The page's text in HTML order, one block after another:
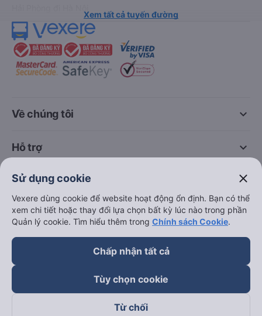
Xem tất cả tuyến đường
keyboard_arrow_down
Về chúng tôi
keyboard_arrow_down
Hỗ trợ
keyboard_arrow_down
Trở thành đối tác
Đối tác thanh toán
Sử dụng cookie close
Vexere dùng cookie để website hoạt động ổn định. Bạn có thể
xem chi tiết hoặc thay đổi lựa chọn bất kỳ lúc nào trong phần
Quản lý cookie. Tìm hiểu thêm trong Chính sách Cookie.
Chấp nhận tất cả
Tùy chọn cookie
Từ chối